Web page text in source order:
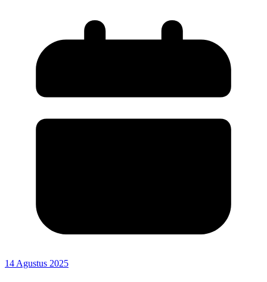
14 Agustus 2025